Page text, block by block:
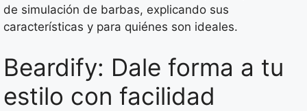
de simulación de barbas, explicando sus
características y para quiénes son ideales.
Beardify: Dale forma a tu
estilo con facilidad